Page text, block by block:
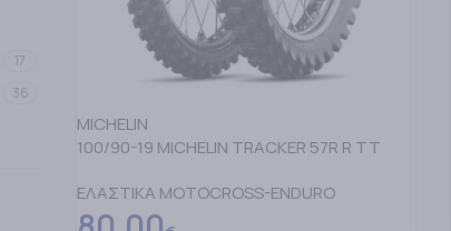
17
36
MICHELIN
100/90-19 MICHELIN TRACKER 57R R TT
ΕΛΑΣΤΙΚΑ MOTOCROSS-ENDURO